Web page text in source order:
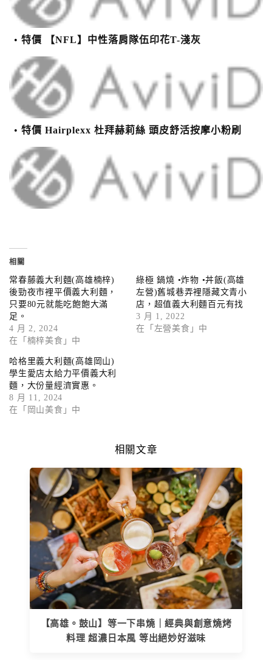
特價 【NFL】中性落肩隊伍印花T-淺灰
特價 Hairplexx 杜拜赫莉絲 頭皮舒活按摩小粉刷
相關
常春藤義大利麵(高雄楠梓)
後勁夜市裡平價義大利麵，
只要80元就能吃飽飽大滿
足。
4 月 2, 2024
在「楠梓美食」中
綠極 鍋燒 •炸物 •丼飯(高雄
左營)舊城巷弄裡隱藏文青小
店，超值義大利麵百元有找
3 月 1, 2022
在「左營美食」中
哈格里義大利麵(高雄岡山)
學生愛店太給力平價義大利
麵，大份量經濟實惠。
8 月 11, 2024
在「岡山美食」中
相關文章
【高雄。鼓山】等一下串燒｜經典與創意燒烤
料理 超濃日本風 等出絕妙好滋味